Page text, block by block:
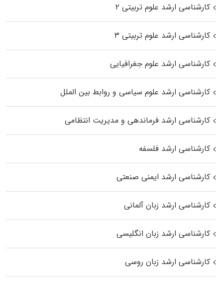
کارشناسی ارشد علوم تربیتی ۲
کارشناسی ارشد علوم تربیتی ۳
کارشناسی ارشد علوم جغرافیایی
کارشناسی ارشد علوم سیاسی و روابط بین الملل
کارشناسی ارشد فرماندهی و مدیریت انتظامی
کارشناسی ارشد فلسفه
کارشناسی ارشد ایمنی صنعتی
کارشناسی ارشد زبان آلمانی
کارشناسی ارشد زبان انگلیسی
کارشناسی ارشد زبان روسی